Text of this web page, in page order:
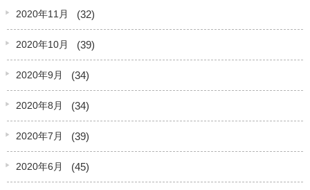
2020年11月 (32)
2020年10月 (39)
2020年9月 (34)
2020年8月 (34)
2020年7月 (39)
2020年6月 (45)